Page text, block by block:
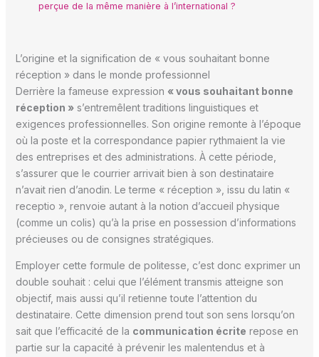
perçue de la même manière à l’international ?
L’origine et la signification de « vous souhaitant bonne
réception » dans le monde professionnel
Derrière la fameuse expression « vous souhaitant bonne
réception »s’entremêlent traditions linguistiques et
exigences professionnelles. Son origine remonte à l’époque
où la poste et la correspondance papier rythmaient la vie
des entreprises et des administrations. À cette période,
s’assurer que le courrier arrivait bien à son destinataire
n’avait rien d’anodin. Le terme « réception », issu du latin «
receptio », renvoie autant à la notion d’accueil physique
(comme un colis) qu’à la prise en possession d’informations
précieuses ou de consignes stratégiques.
Employer cette formule de politesse, c’est donc exprimer un
double souhait : celui que l’élément transmis atteigne son
objectif, mais aussi qu’il retienne toute l’attention du
destinataire. Cette dimension prend tout son sens lorsqu’on
sait que l’efficacité de la communication écrite repose en
partie sur la capacité à prévenir les malentendus et à